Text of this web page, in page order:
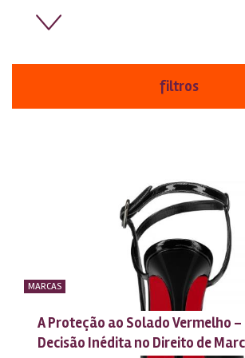
filtros
ordem
MARCAS
A Proteção ao Solado Vermelho –
Decisão Inédita no Direito de